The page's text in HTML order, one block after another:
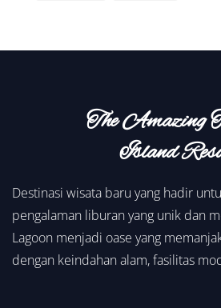
The Amazing
Island
Destinasi wisata baru yang hadir
pengalaman liburan yang unik dan
Lagoon menjadi oase yang
dengan keindahan alam, fasilitas